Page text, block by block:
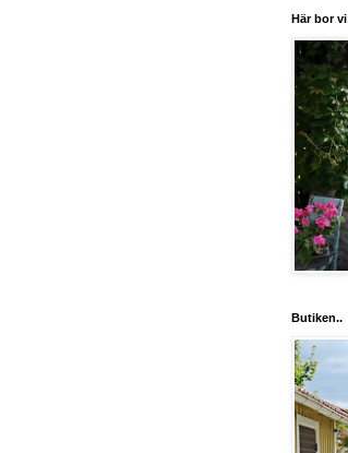
Här bor vi
Butiken..